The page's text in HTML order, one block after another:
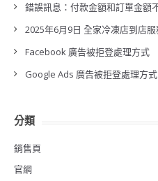
錯誤訊息：付款金額和訂單金額
2025年6月9日 全家冷凍店到店
Facebook 廣告被拒登處理方式
Google Ads 廣告被拒登處理方式
分類
銷售頁
官網